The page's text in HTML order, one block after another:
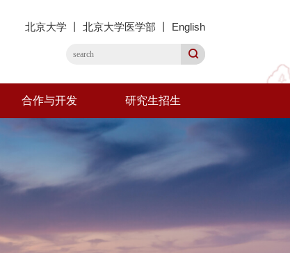
北京大学 北京大学医学部 English
合作与开发 研究生招生